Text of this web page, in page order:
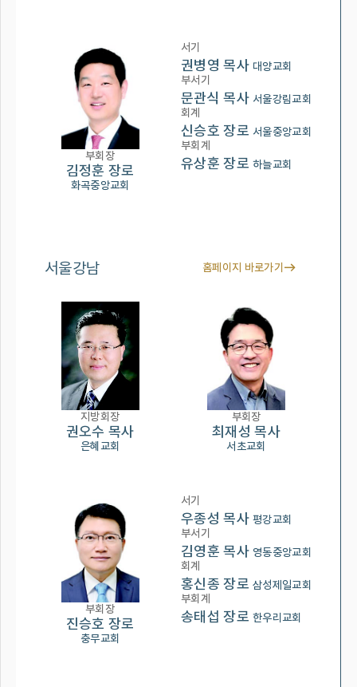
부회장
김정훈 장로
화곡중앙교회
서기
권병영 목사 대양교회
부서기
문관식 목사 서울강림교회
회계
신승호 장로 서울중앙교회
부회계
유상훈 장로 하늘교회
서울강남 홈페이지 바로가기
지방회장
권오수 목사
은혜교회
부회장
최재성 목사
서초교회
부회장
진승호 장로
충무교회
서기
우종성 목사 평강교회
부서기
김영훈 목사 영동중앙교회
회계
홍신종 장로 삼성제일교회
부회계
송태섭 장로 한우리교회